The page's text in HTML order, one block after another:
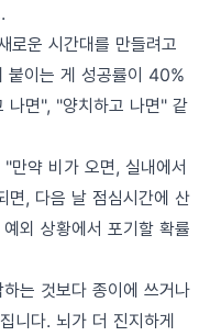
로운 시간대를 만들려고
붙이는 게 성공률이 40%
나면", "양치하고 나면" 같
"만약 비가 오면, 실내에서
면, 다음 날 점심시간에 산
외 상황에서 포기할 확률
는 것보다 종이에 쓰거나
니다. 뇌가 더 진지하게